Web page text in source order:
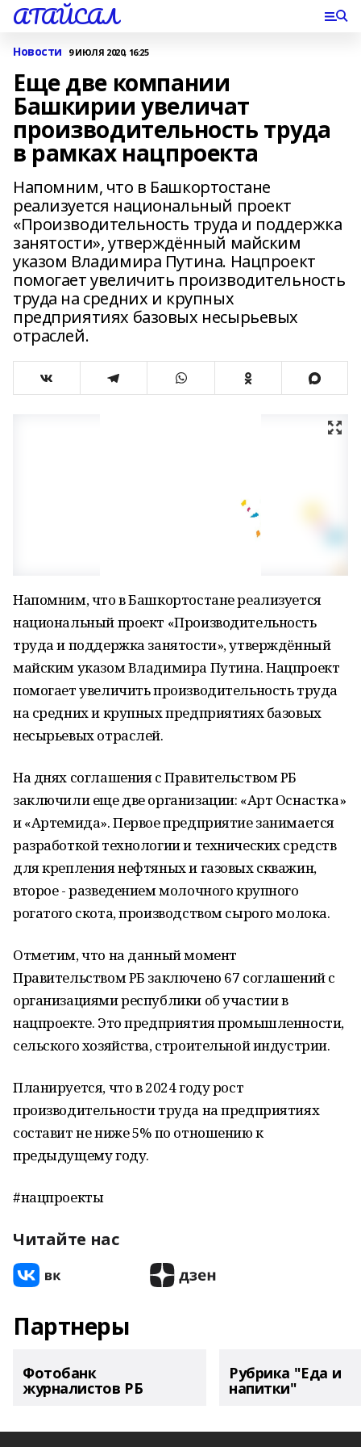
АТАЙСАЛ
Новости 9 ИЮЛЯ 2020, 16:25
Еще две компании
Башкирии увеличат
производительность труда
в рамках нацпроекта
Напомним, что в Башкортостане
реализуется национальный проект
«Производительность труда и поддержка
занятости», утверждённый майским
указом Владимира Путина. Нацпроект
помогает увеличить производительность
труда на средних и крупных
предприятиях базовых несырьевых
отраслей.
Напомним, что в Башкортостане реализуется
национальный проект «Производительность
труда и поддержка занятости», утверждённый
майским указом Владимира Путина. Нацпроект
помогает увеличить производительность труда
на средних и крупных предприятиях базовых
несырьевых отраслей.
На днях соглашения с Правительством РБ
заключили еще две организации: «Арт Оснастка»
и «Артемида». Первое предприятие занимается
разработкой технологии и технических средств
для крепления нефтяных и газовых скважин,
второе - разведением молочного крупного
рогатого скота, производством сырого молока.
Отметим, что на данный момент
Правительством РБ заключено 67 соглашений с
организациями республики об участии в
нацпроекте. Это предприятия промышленности,
сельского хозяйства, строительной индустрии.
Планируется, что в 2024 году рост
производительности труда на предприятиях
составит не ниже 5% по отношению к
предыдущему году.
#нацпроекты
Читайте нас
Партнеры
Фотобанк
журналистов РБ
Рубрика "Еда и
напитки"